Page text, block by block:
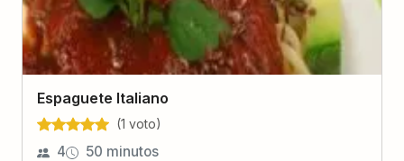
Espaguete Italiano
(1 voto)
4 50 minutos